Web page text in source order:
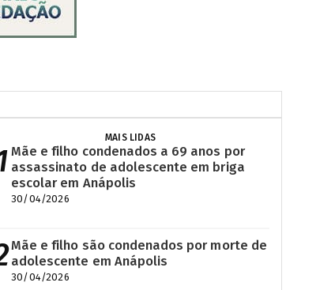
MAIS LIDAS
Mãe e filho condenados a 69 anos por
assassinato de adolescente em briga
escolar em Anápolis
30/04/2026
Mãe e filho são condenados por morte de
adolescente em Anápolis
30/04/2026